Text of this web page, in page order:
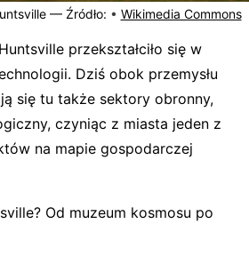
— Źródło: • Wikimedia Commons
przekształciło się w
Dziś obok przemysłu
się tu także sektory obronny,
czyniąc z miasta jeden z
na mapie gospodarczej
Od muzeum kosmosu po